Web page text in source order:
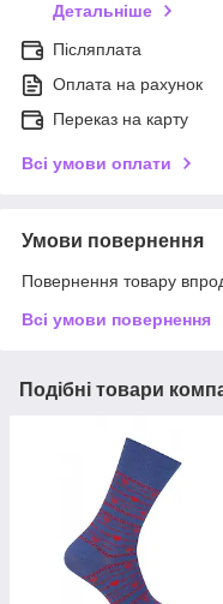
Детальніше
Післяплата
Оплата на рахунок
Переказ на карту
Всі умови оплати
Умови повернення
Повернення товару
Всі умови повернення
Подібні товари